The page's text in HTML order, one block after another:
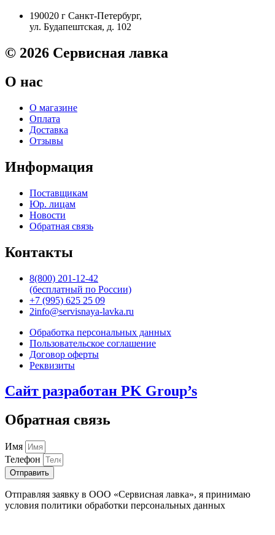
P3045/P3050
тех/
Original
190020 г Санкт-Петербург,
ул. Будапештская, д. 102
© 2026 Сервисная лавка
О нас
О магазине
Оплата
Доставка
Отзывы
Информация
Поставщикам
Юр. лицам
Новости
Обратная связь
Контакты
8(800) 201-12-42
(бесплатный по России)
+7 (995) 625 25 09
2info@servisnaya-lavka.ru
Обработка персональных данных
Пользовательское соглашение
Договор оферты
Реквизиты
Сайт разработан PK Group’s
Обратная связь
Имя
Телефон
Отправить
Отправляя заявку в ООО «Сервисная лавка», я принимаю
условия политики обработки персональных данных